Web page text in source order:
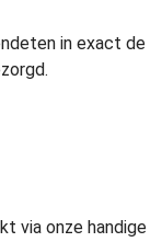
in exact de
via onze handige